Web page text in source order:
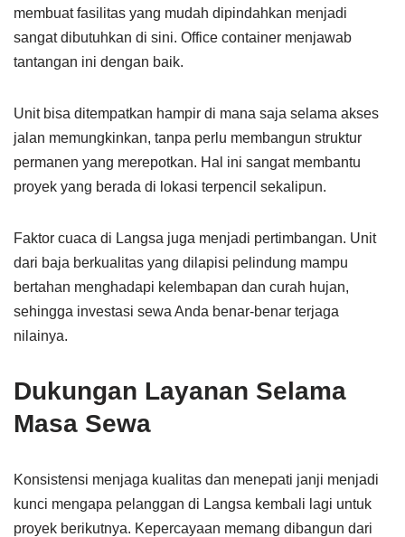
membuat fasilitas yang mudah dipindahkan menjadi
sangat dibutuhkan di sini. Office container menjawab
tantangan ini dengan baik.
Unit bisa ditempatkan hampir di mana saja selama akses
jalan memungkinkan, tanpa perlu membangun struktur
permanen yang merepotkan. Hal ini sangat membantu
proyek yang berada di lokasi terpencil sekalipun.
Faktor cuaca di Langsa juga menjadi pertimbangan. Unit
dari baja berkualitas yang dilapisi pelindung mampu
bertahan menghadapi kelembapan dan curah hujan,
sehingga investasi sewa Anda benar-benar terjaga
nilainya.
Dukungan Layanan Selama
Masa Sewa
Konsistensi menjaga kualitas dan menepati janji menjadi
kunci mengapa pelanggan di Langsa kembali lagi untuk
proyek berikutnya. Kepercayaan memang dibangun dari